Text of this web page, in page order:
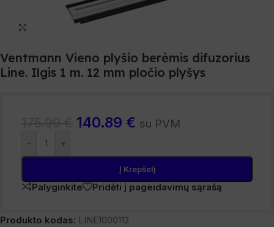
Spustelėkite, norėdami padidinti
Ventmann Vieno plyšio berėmis difuzorius
Line. Ilgis 1 m. 12 mm pločio plyšys
140.89 € su PVM
- +
Į Krepšelį
Palyginkite Pridėti į pageidavimų sąrašą
Produkto kodas: LINE1000112